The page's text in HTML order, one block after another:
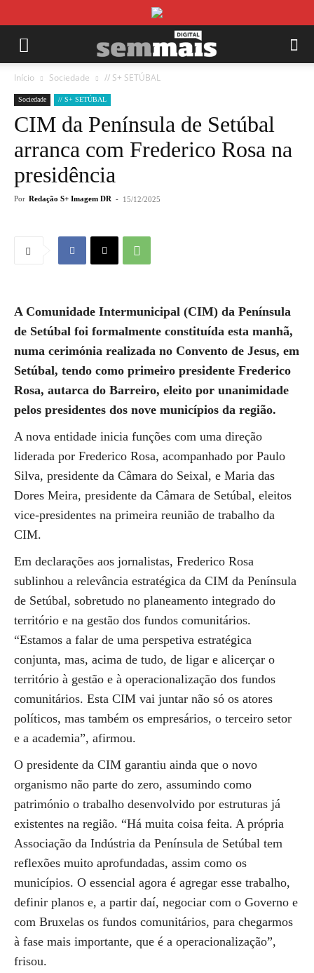
Início Sociedade // S+ SETÚBAL
Sociedade // S+ SETÚBAL
CIM da Península de Setúbal
arranca com Frederico Rosa na
presidência
Por Redação S+ Imagem DR - 15/12/2025
A Comunidade Intermunicipal (CIM) da Península
de Setúbal foi formalmente constituída esta manhã,
numa cerimónia realizada no Convento de Jesus, em
Setúbal, tendo como primeiro presidente Frederico
Rosa, autarca do Barreiro, eleito por unanimidade
pelos presidentes dos nove municípios da região.
A nova entidade inicia funções com uma direção
liderada por Frederico Rosa, acompanhado por Paulo
Silva, presidente da Câmara do Seixal, e Maria das
Dores Meira, presidente da Câmara de Setúbal, eleitos
vice-presidentes na primeira reunião de trabalho da
CIM.
Em declarações aos jornalistas, Frederico Rosa
sublinhou a relevância estratégica da CIM da Península
de Setúbal, sobretudo no planeamento integrado do
território e na gestão dos fundos comunitários.
“Estamos a falar de uma perspetiva estratégica
conjunta, mas, acima de tudo, de ligar e alicerçar o
território à gestão e à operacionalização dos fundos
comunitários. Esta CIM vai juntar não só os atores
políticos, mas também os empresários, o terceiro setor
e a academia”, afirmou.
O presidente da CIM garantiu ainda que o novo
organismo não parte do zero, assumindo como
património o trabalho desenvolvido por estruturas já
existentes na região. “Há muita coisa feita. A própria
Associação da Indústria da Península de Setúbal tem
reflexões muito aprofundadas, assim como os
municípios. O essencial agora é agregar esse trabalho,
definir planos e, a partir daí, negociar com o Governo e
com Bruxelas os fundos comunitários, para chegarmos
à fase mais importante, que é a operacionalização”,
frisou.